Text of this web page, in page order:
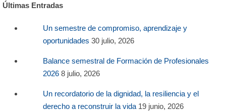
Últimas Entradas
Un semestre de compromiso, aprendizaje y
oportunidades 30 julio, 2026
Balance semestral de Formación de Profesionales
2026 8 julio, 2026
Un recordatorio de la dignidad, la resiliencia y el
derecho a reconstruir la vida 19 junio, 2026